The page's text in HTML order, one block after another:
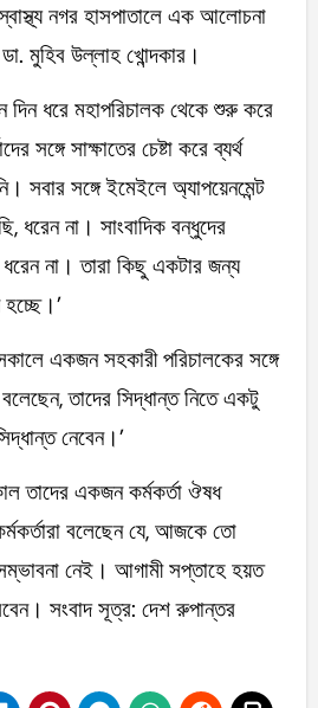
নগর হাসপাতালে এক আলোচনা
মুহিব উল্লাহ খোন্দকার।
দিন ধরে মহাপরিচালক থেকে শুরু করে
সঙ্গে সাক্ষাতের চেষ্টা করে ব্যর্থ
সঙ্গে ইমেইলে অ্যাপয়েনমেন্ট
ধরেন না। সাংবাদিক বন্ধুদের
না। তারা কিছু একটার জন্য
একজন সহকারী পরিচালকের সঙ্গে
তাদের সিদ্ধান্ত নিতে একটু
নেবেন।’
তাদের একজন কর্মকর্তা ঔষধ
বলেছেন যে, আজকে তো
নেই। আগামী সপ্তাহে হয়ত
সংবাদ সূত্র: দেশ রুপান্তর